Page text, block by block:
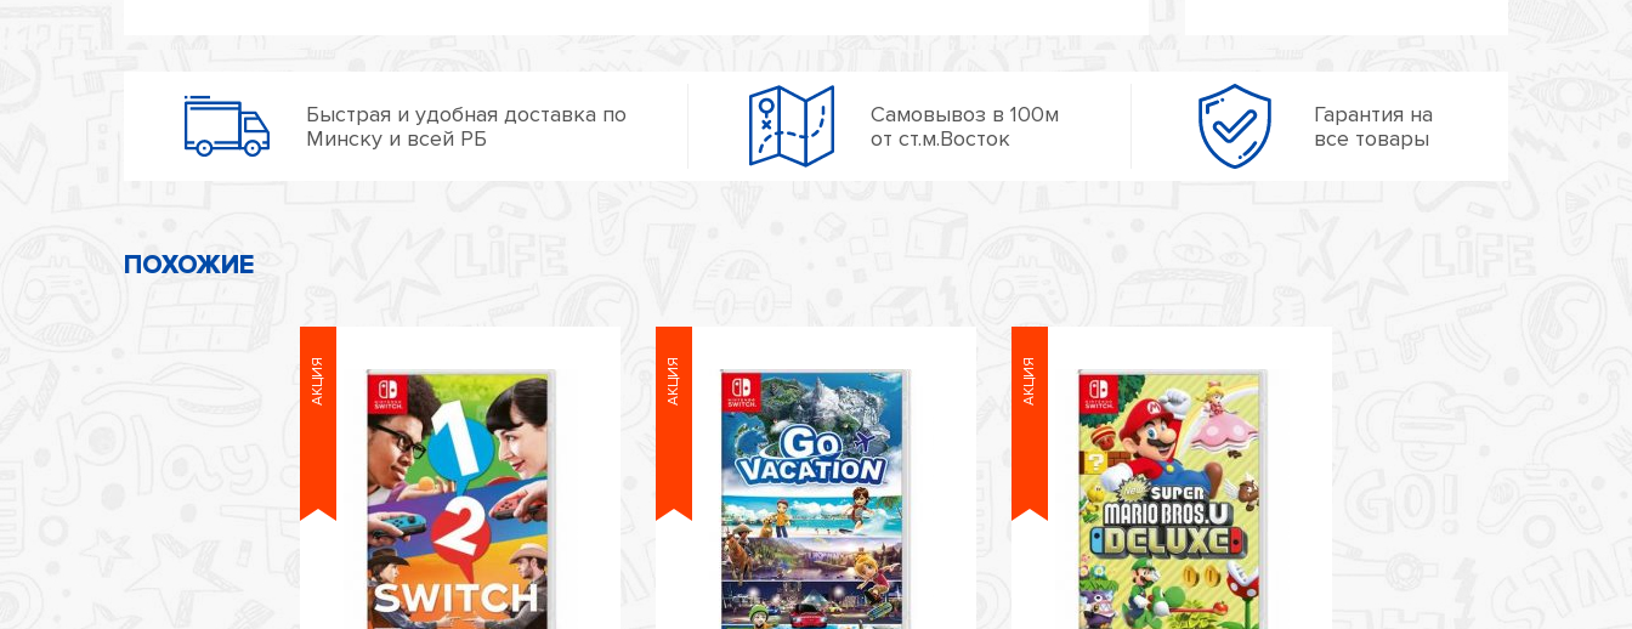
Быстрая и удобная доставка по
Минску и всей РБ
Самовывоз в 100м
от ст.м.Восток
Гарантия на
все товары
ПОХОЖИЕ
АКЦИЯ АКЦИЯ АКЦИЯ